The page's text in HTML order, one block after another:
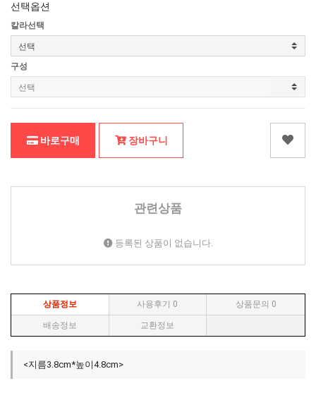
선택옵션
칼라선택
구성
바로구매 장바구니
관련상품
등록된 상품이 없습니다.
상품정보 사용후기 0 상품문의 0
배송정보 교환정보
<지름3.8cm*높이4.8cm>